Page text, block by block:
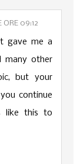
ORE 09:12
gave me a
many other
but your
continue
like this to